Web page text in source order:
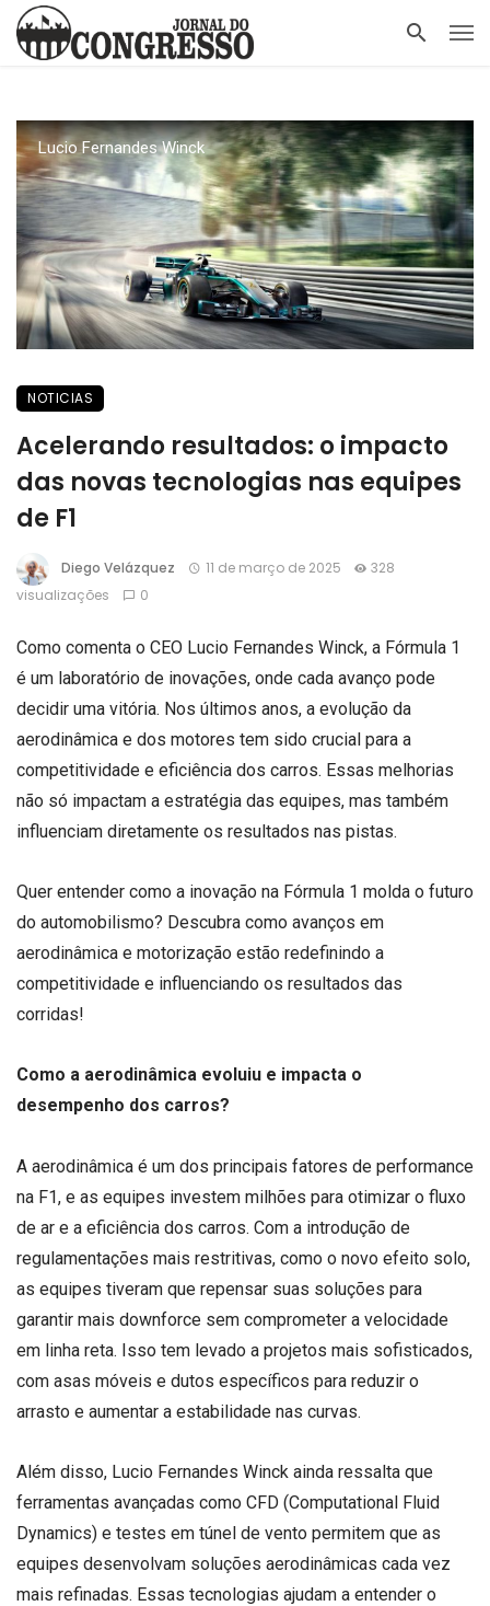
Lucio Fernandes Winck
NOTICIAS
Acelerando resultados: o impacto
das novas tecnologias nas equipes
de F1
Diego Velázquez 11 de março de 2025
328
visualizações
0
Como comenta o CEO Lucio Fernandes Winck, a Fórmula 1
é um laboratório de inovações, onde cada avanço pode
decidir uma vitória. Nos últimos anos, a evolução da
aerodinâmica e dos motores tem sido crucial para a
competitividade e eficiência dos carros. Essas melhorias
não só impactam a estratégia das equipes, mas também
influenciam diretamente os resultados nas pistas.
Quer entender como a inovação na Fórmula 1 molda o futuro
do automobilismo? Descubra como avanços em
aerodinâmica e motorização estão redefinindo a
competitividade e influenciando os resultados das
corridas!
Como a aerodinâmica evoluiu e impacta o
desempenho dos carros?
A aerodinâmica é um dos principais fatores de performance
na F1, e as equipes investem milhões para otimizar o fluxo
de ar e a eficiência dos carros. Com a introdução de
regulamentações mais restritivas, como o novo efeito solo,
as equipes tiveram que repensar suas soluções para
garantir mais downforce sem comprometer a velocidade
em linha reta. Isso tem levado a projetos mais sofisticados,
com asas móveis e dutos específicos para reduzir o
arrasto e aumentar a estabilidade nas curvas.
Além disso, Lucio Fernandes Winck ainda ressalta que
ferramentas avançadas como CFD (Computational Fluid
Dynamics) e testes em túnel de vento permitem que as
equipes desenvolvam soluções aerodinâmicas cada vez
mais refinadas. Essas tecnologias ajudam a entender o